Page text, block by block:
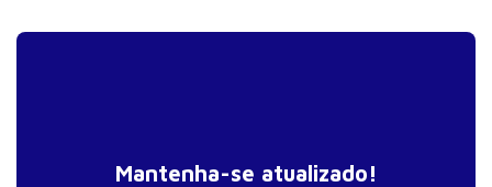
Mantenha-se atualizado!